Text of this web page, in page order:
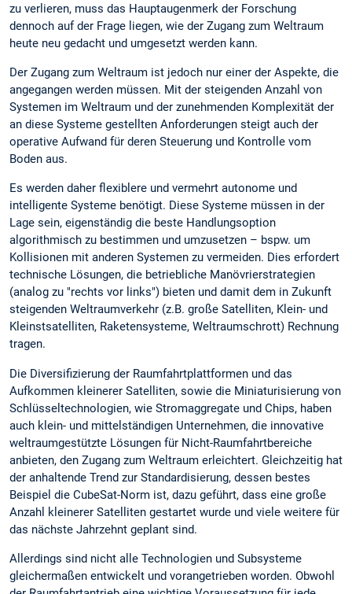
zu verlieren, muss das Hauptaugenmerk der Forschung
dennoch auf der Frage liegen, wie der Zugang zum Weltraum
heute neu gedacht und umgesetzt werden kann.
Der Zugang zum Weltraum ist jedoch nur einer der Aspekte, die
angegangen werden müssen. Mit der steigenden Anzahl von
Systemen im Weltraum und der zunehmenden Komplexität der
an diese Systeme gestellten Anforderungen steigt auch der
operative Aufwand für deren Steuerung und Kontrolle vom
Boden aus.
Es werden daher flexiblere und vermehrt autonome und
intelligente Systeme benötigt. Diese Systeme müssen in der
Lage sein, eigenständig die beste Handlungsoption
algorithmisch zu bestimmen und umzusetzen – bspw. um
Kollisionen mit anderen Systemen zu vermeiden. Dies erfordert
technische Lösungen, die betriebliche Manövrierstrategien
(analog zu "rechts vor links") bieten und damit dem in Zukunft
steigenden Weltraumverkehr (z.B. große Satelliten, Klein- und
Kleinstsatelliten, Raketensysteme, Weltraumschrott) Rechnung
tragen.
Die Diversifizierung der Raumfahrtplattformen und das
Aufkommen kleinerer Satelliten, sowie die Miniaturisierung von
Schlüsseltechnologien, wie Stromaggregate und Chips, haben
auch klein- und mittelständigen Unternehmen, die innovative
weltraumgestützte Lösungen für Nicht-Raumfahrtbereiche
anbieten, den Zugang zum Weltraum erleichtert. Gleichzeitig hat
der anhaltende Trend zur Standardisierung, dessen bestes
Beispiel die CubeSat-Norm ist, dazu geführt, dass eine große
Anzahl kleinerer Satelliten gestartet wurde und viele weitere für
das nächste Jahrzehnt geplant sind.
Allerdings sind nicht alle Technologien und Subsysteme
gleichermaßen entwickelt und vorangetrieben worden. Obwohl